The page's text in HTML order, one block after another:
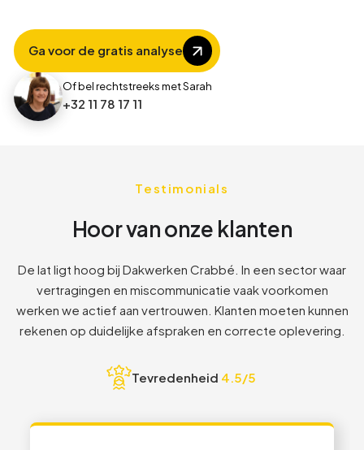
8
8
5
1
2
4
5
1
2
3
4
Ga voor de gratis analyse
Of bel rechtstreeks met Sarah
+32 11 78 17 11
Testimonials
Hoor van onze klanten
De lat ligt hoog bij Dakwerken Crabbé. In een sector waar
vertragingen en miscommunicatie vaak voorkomen
werken we actief aan vertrouwen. Klanten moeten kunnen
rekenen op duidelijke afspraken en correcte oplevering.
Tevredenheid 4.5/5